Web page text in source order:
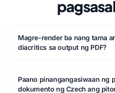
Magre-render ba nang tama
diacritics sa output ng PDF?
Paano pinangangasiwaan ng
dokumento ng Czech ang